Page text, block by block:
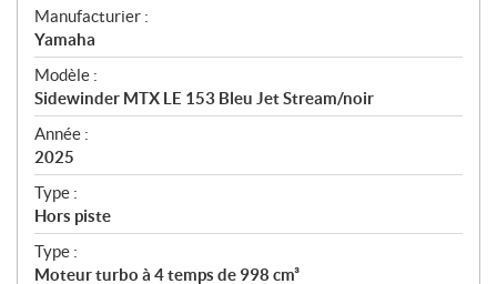
S
p
é
c
i
f
i
c
a
t
i
Manufacturier :
Yamaha
Modèle :
Sidewinder MTX LE 153 Bleu Jet Stream/noir
Année :
2025
Type :
Hors piste
Type :
Moteur turbo à 4 temps de 998 cm³